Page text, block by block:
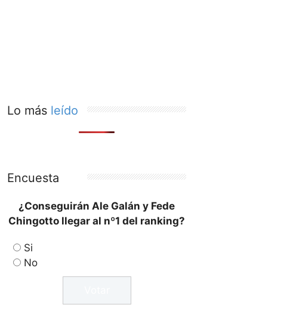
Lo más leído
Encuesta
¿Conseguirán Ale Galán y Fede
Chingotto llegar al nº1 del ranking?
Si
No